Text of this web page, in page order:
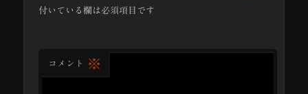
付いている欄は必須項目です
コメント ※